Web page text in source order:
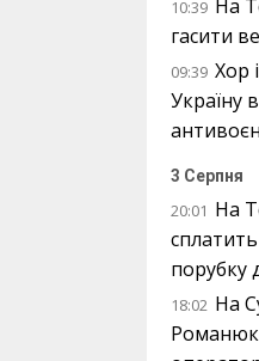
10:39 На
гасити
09:39 Хор
Україну
3 Серпня
20:01 На
порубку
18:02 На
Романюк